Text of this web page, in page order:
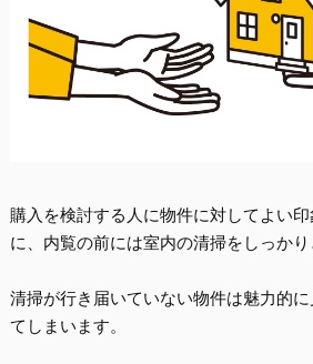
購入を検討する人に物件に対してよい
に、内覧の前には室内の清掃をしっか
清掃が行き届いていない物件は魅力的
てしまいます。